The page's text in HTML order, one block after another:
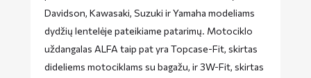
Davidson, Kawasaki, Suzuki ir Yamaha modeliams
dydžių lentelėje pateikiame patarimų. Motociklo
uždangalas ALFA taip pat yra Topcase-Fit, skirtas
dideliems motociklams su bagažu, ir 3W-Fit, skirtas